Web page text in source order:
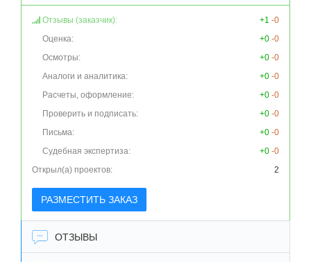
Отзывы (заказчик): +1 -0
Оценка:
+0 -0
Осмотры:
+0 -0
Аналоги и аналитика:
+0 -0
Расчеты, оформление:
+0 -0
Проверить и подписать:
+0 -0
Письма:
+0 -0
Судебная экспертиза:
+0 -0
Открыл(а) проектов:
2
РАЗМЕСТИТЬ ЗАКАЗ
ОТЗЫВЫ